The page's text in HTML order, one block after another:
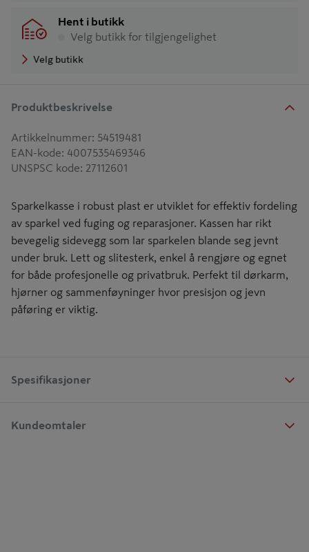
Hent i butikk
Velg butikk for tilgjengelighet
Velg butikk
Produktbeskrivelse
Artikkelnummer: 54519481
EAN-kode: 4007535469346
UNSPSC kode: 27112601
Sparkelkasse i robust plast er utviklet for effektiv fordeling
av sparkel ved fuging og reparasjoner. Kassen har rikt
bevegelig sidevegg som lar sparkelen blande seg jevnt
under bruk. Lett og slitesterk, enkel å rengjøre og egnet
for både profesjonelle og privatbruk. Perfekt til dørkarm,
hjørner og sammenføyninger hvor presisjon og jevn
påføring er viktig.
Spesifikasjoner
Kundeomtaler